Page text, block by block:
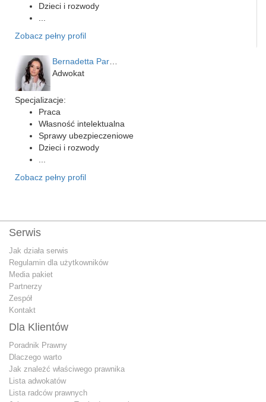
Dzieci i rozwody
Zobacz pełny profil
Adwokat
Specjalizacje:
Praca
Własność intelektualna
Sprawy ubezpieczeniowe
Dzieci i rozwody
Zobacz pełny profil
Serwis
Jak działa serwis
Regulamin dla użytkowników
Media pakiet
Partnerzy
Zespół
Kontakt
Dla Klientów
Poradnik Prawny
Dlaczego warto
Jak znależć właściwego prawnika
Lista adwokatów
Lista radców prawnych